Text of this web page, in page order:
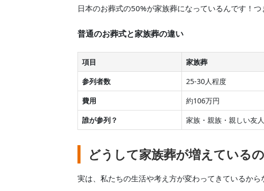
日本のお葬式の50%が家族葬になっているんです！
普通のお葬式と家族葬の違い
項目 家族葬
参列者数
25-30人程度
費用
約106万円
誰が参列？
家族・親族・親しい友
どうして家族葬が増えている
実は、私たちの生活や考え方が変わってきているから